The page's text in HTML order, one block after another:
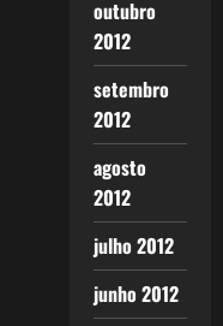
outubro
2012
setembro
2012
agosto
2012
julho 2012
junho 2012